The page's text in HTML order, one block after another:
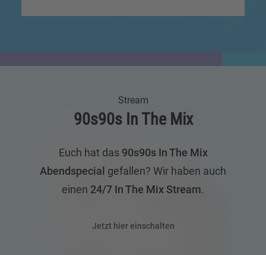
Stream
90s90s In The Mix
Euch hat das 90s90s In The Mix
Abendspecial gefallen? Wir haben auch
einen 24/7 In The Mix Stream.
Jetzt hier einschalten